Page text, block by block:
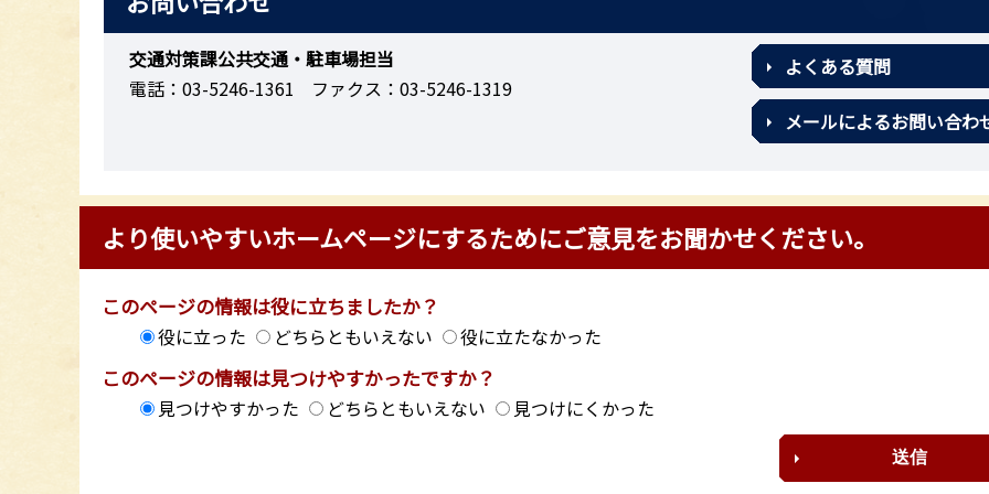
交通対策課公共交通・駐車場担当
電話：03-5246-1361
ファクス：03-5246-1319
よくある質問
メールによるお問い合わ
より使いやすいホームページにするためにご意見をお聞かせください。
このページの情報は役に立ちましたか？
役に立った どちらともいえない 役に立たなかった
このページの情報は見つけやすかったですか？
見つけやすかった どちらともいえない 見つけにくかった